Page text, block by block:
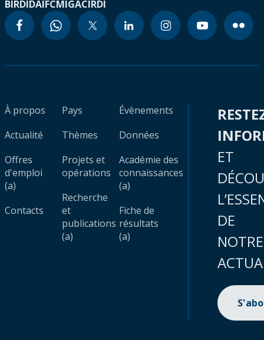
BIRDIDAIFCMIGACIRDI
À propos
Actualité
Offres
d'emploi
(a)
Contacts
Pays
Thèmes
Projets et
opérations
Recherche
et
publications
(a)
Évènements
Données
Académie des
connaissances
(a)
Fiche de
résultats
(a)
ET
DE
NOTRE